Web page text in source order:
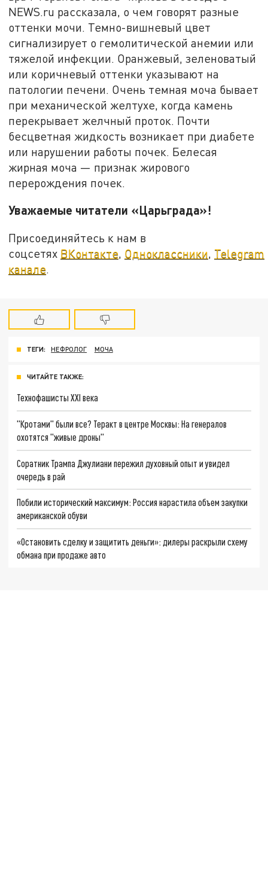
NEWS.ru рассказала, о чем говорят разные
оттенки мочи. Темно-вишневый цвет
сигнализирует о гемолитической анемии или
тяжелой инфекции. Оранжевый, зеленоватый
или коричневый оттенки указывают на
патологии печени. Очень темная моча бывает
при механической желтухе, когда камень
перекрывает желчный проток. Почти
бесцветная жидкость возникает при диабете
или нарушении работы почек. Белесая
жирная моча — признак жирового
перерождения почек.
Уважаемые читатели «Царьграда»!
Присоединяйтесь к нам в
соцсетях ВКонтакте, Одноклассники, Telegram
канале.
ТЕГИ: НЕФРОЛОГ МОЧА
ЧИТАЙТЕ ТАКЖЕ:
Технофашисты XXI века
"Кротами" были все? Теракт в центре Москвы: На генералов
охотятся "живые дроны"
Соратник Трампа Джулиани пережил духовный опыт и увидел
очередь в рай
Побили исторический максимум: Россия нарастила объем закупки
американской обуви
«Остановить сделку и защитить деньги»: дилеры раскрыли схему
обмана при продаже авто